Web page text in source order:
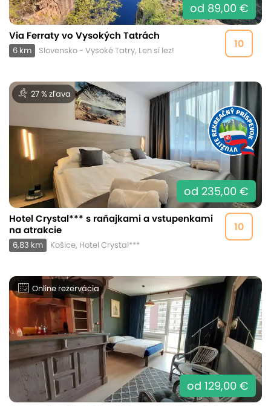
od 89,00 €
10
Via Ferraty vo Vysokých Tatrách
6 km Slovensko - Vysoké Tatry, Len si lez!
27 % zľava
od 235,00 €
10
Hotel Crystal*** s raňajkami a vstupenkami
na atrakcie
6,83 km Košice, Hotel Crystal***
Online rezervácia
od 129,00 €